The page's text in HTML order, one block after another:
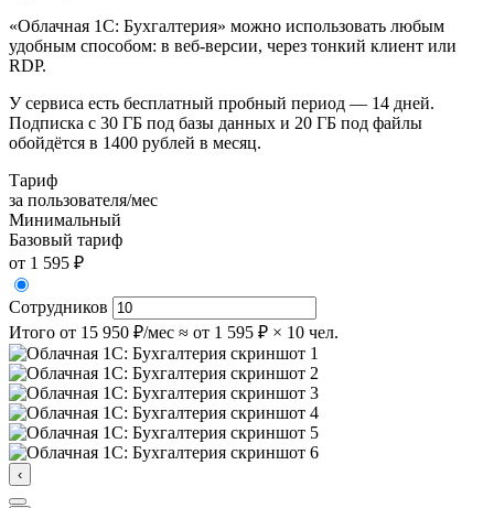
«Облачная 1С: Бухгалтерия» можно использовать любым
удобным способом: в веб-версии, через тонкий клиент или
RDP.
У сервиса есть бесплатный пробный период — 14 дней.
Подписка с 30 ГБ под базы данных и 20 ГБ под файлы
обойдётся в 1400 рублей в месяц.
Тариф
за пользователя/мес
Минимальный
Базовый тариф
от 1 595 ₽
Сотрудников
Итого от 15 950 ₽/мес ≈ от 1 595 ₽ × 10 чел.
‹